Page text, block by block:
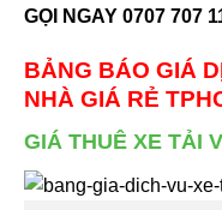
GỌI NGAY 0707 707
BẢNG BÁO GIÁ
NHÀ GIÁ RẺ
GIÁ THUÊ XE TẢI